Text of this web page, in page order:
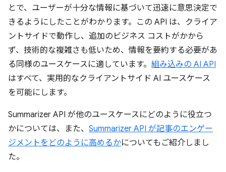
とで、ユーザーが十分な情報に基づいて迅速に意思決定で
きるようにしたことがわかります。この API は、クライア
ントサイドで動作し、追加のビジネス コストがかから
ず、技術的な複雑さも低いため、情報を要約する必要があ
る同様のユースケースに適しています。 組み込みの AI API
はすべて、実用的なクライアントサイド AI ユースケース
を可能にします。
Summarizer API が他のユースケースにどのように役立つ
かについては、また、 Summarizer API が記事のエンゲー
ジメントをどのように高めるかについてもご紹介しまし
た。